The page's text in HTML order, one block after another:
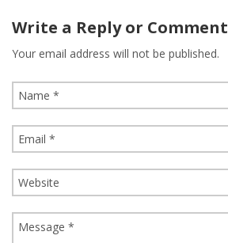
Write a Reply or Comment
Your email address will not be published.